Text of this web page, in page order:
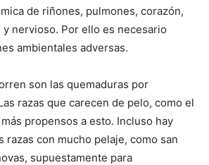
de riñones, pulmones, corazón,
nervioso. Por ello es necesario
ambientales adversas.
son las quemaduras por
razas que carecen de pelo, como el
propensos a esto. Incluso hay
razas con mucho pelaje, como san
supuestamente para